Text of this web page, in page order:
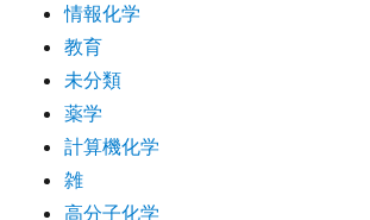
情報化学
教育
未分類
薬学
計算機化学
雑
高分子化学